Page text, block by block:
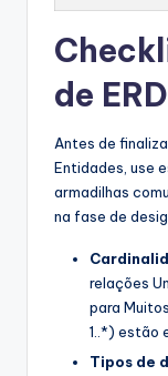
de ERD
Antes de
Entidades, use
armadilhas
na fase de
relações
para
1..*) estão
Tipos de